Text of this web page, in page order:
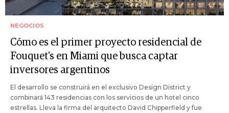
NEGOCIOS
Cómo es el primer proyecto residencial de
Fouquet's en Miami que busca captar
inversores argentinos
El desarrollo se construirá en el exclusivo Design District y
combinará 143 residencias con los servicios de un hotel cinco
estrellas. Lleva la firma del arquitecto David Chipperfield y fue